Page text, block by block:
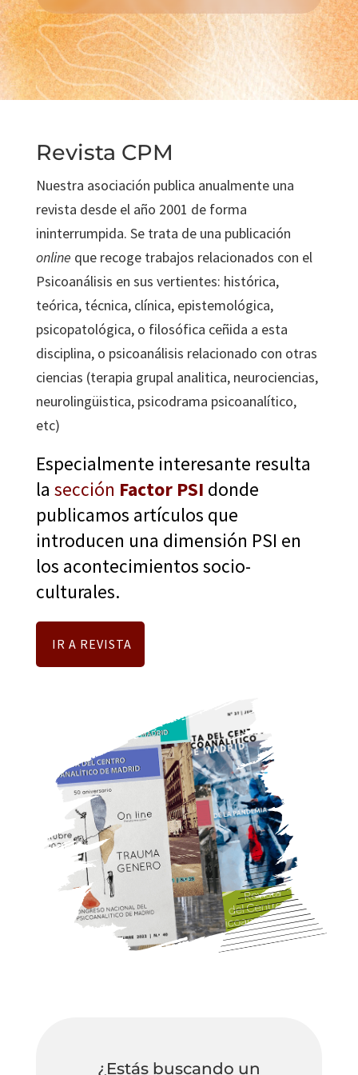
"
PERMANENTE
en Murcia
+ INFORMACIÓN
Revista CPM
Nuestra asociación publica anualmente una
revista desde el año 2001 de forma
ininterrumpida. Se trata de una publicación
online que recoge trabajos relacionados con el
Psicoanálisis en sus vertientes: histórica,
teórica, técnica, clínica, epistemológica,
psicopatológica, o filosófica ceñida a esta
disciplina, o psicoanálisis relacionado con otras
ciencias (terapia grupal analitica, neurociencias,
neurolingüistica, psicodrama psicoanalítico,
etc)
Especialmente interesante resulta
la sección Factor PSI donde
publicamos artículos que
introducen una dimensión PSI en
los acontecimientos socio-
culturales.
IR A REVISTA
¿Estás buscando un